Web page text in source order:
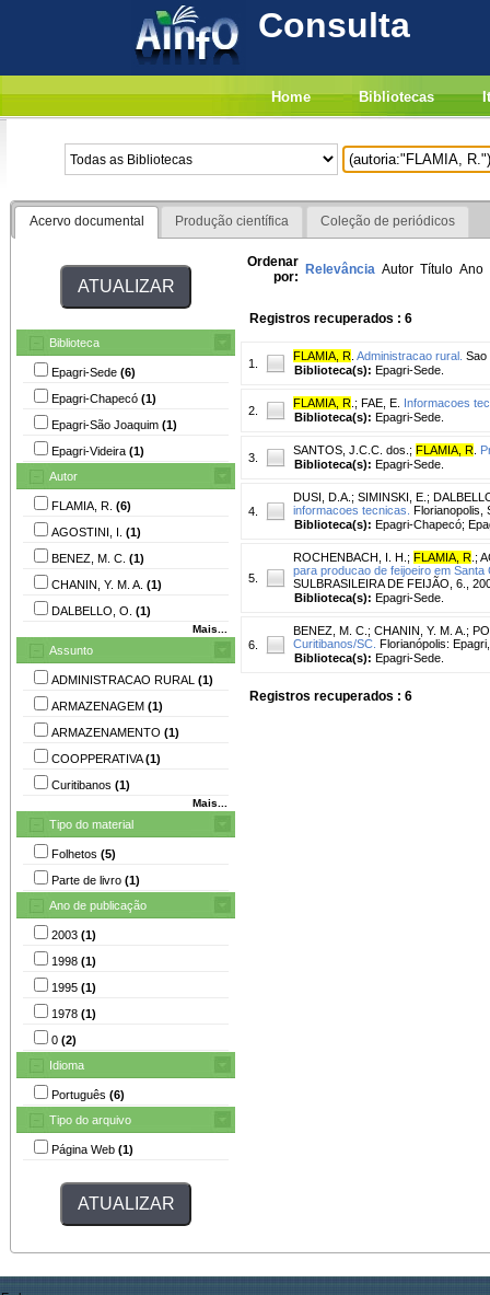
Consulta
Home Bibliotecas
Acervo documental Produção científica Coleção de periódicos
Biblioteca
Epagri-Sede (6)
Epagri-Chapecó (1)
Epagri-São Joaquim (1)
Epagri-Videira (1)
Autor
FLAMIA, R. (6)
AGOSTINI, I. (1)
BENEZ, M. C. (1)
CHANIN, Y. M. A. (1)
DALBELLO, O. (1)
Mais...
Assunto
ADMINISTRACAO RURAL (1)
ARMAZENAGEM (1)
ARMAZENAMENTO (1)
COOPPERATIVA(1)
Curitibanos (1)
Mais...
Tipo do material
Folhetos (5)
Parte de livro (1)
Ano de publicação
2003 (1)
1998 (1)
1995 (1)
1978 (1)
0 (2)
Idioma
Português (6)
Tipo do arquivo
Página Web (1)
Ordenar
por: Relevância Autor Título Ano
Registros recuperados : 6
1.
FLAMIA, R Administracao rural. Sao
Biblioteca(s): Epagri-Sede.
2.
FLAMIA, R ; FAE, E. Informacoes
Biblioteca(s): Epagri-Sede.
3.
SANTOS, J.C.C. dos. ; FLAMIA, R
Biblioteca(s): Epagri-Sede.
4.
DUSI, D.A. ; SIMINSKI, E. ;
informacoes tecnicas. Florianopolis,
Biblioteca(s): Epagri-Chapecó;
5.
ROCHENBACH, I. H. ; FLAMIA, R ;
para producao de feijoeiro em Santa
SULBRASILEIRA DE FEIJÃO, 6.,
Biblioteca(s): Epagri-Sede.
6.
BENEZ, M. C. ; CHANIN, Y. M. A. ;
Curitibanos/SC. Florianópolis:
Biblioteca(s): Epagri-Sede.
Registros recuperados : 6